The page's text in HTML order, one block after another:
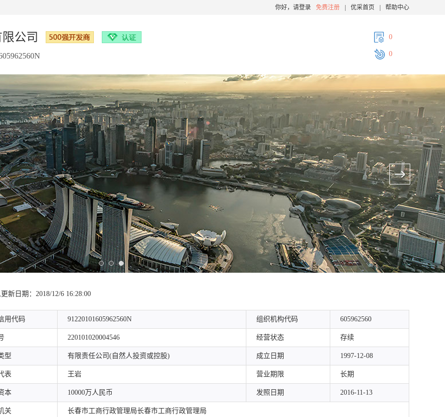
你好，请登录 免费注册 优采首页 帮助中心
0
0
公司
更新日期：2018/12/6 16:28:00
用代码 91220101605962560N 组织机构代码 605962560
220101020004546 经营状态 存续
型 有限责任公司(自然人投资或控股) 成立日期 1997-12-08
表 王岩 营业期限 长期
本 10000万人民币 发照日期 2016-11-13
关 长春市工商行政管理局长春市工商行政管理局